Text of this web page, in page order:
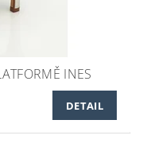
INES
DETAIL